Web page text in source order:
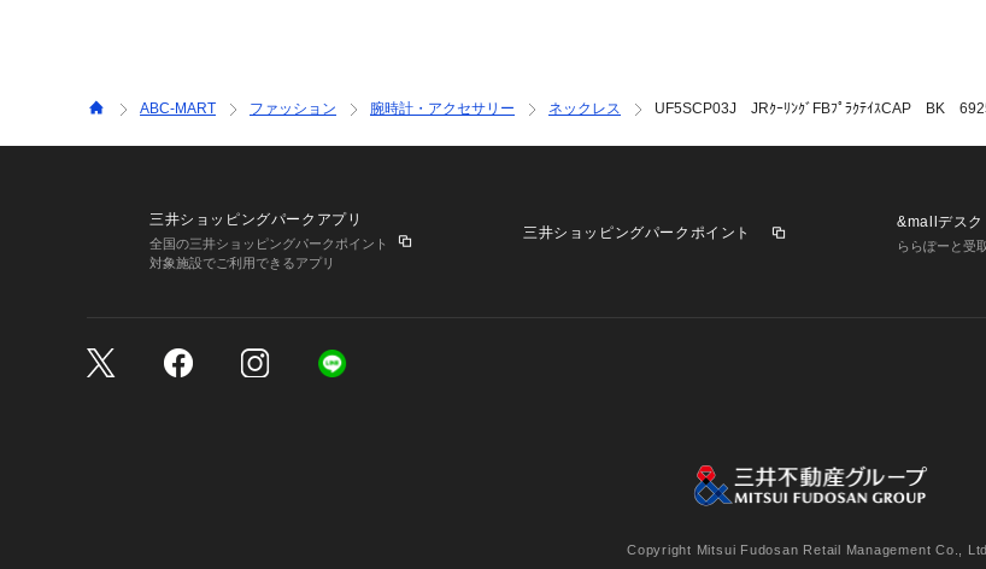
ABC-MART ファッション 腕時計・アクセサリー ネックレス UF5SCP03J JRｸｰﾘﾝｸﾞFBﾌﾟﾗｸﾃｲｽCAP BK
三井ショッピングパークアプリ
全国の三井ショッピングパークポイント
対象施設でご利用できるアプリ
三井ショッピングパークポイント
&mallデスク
ららぽーと受
個人情報保護方針 個人情報の取り扱いについて
Copyright Mitsui Fudosan Retail Management Co., Ltd.